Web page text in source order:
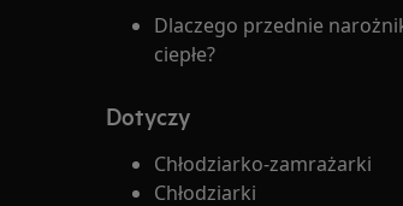
Dlaczego przednie
ciepłe?
Dotyczy
Chłodziarko-zamrażarki
Chłodziarki